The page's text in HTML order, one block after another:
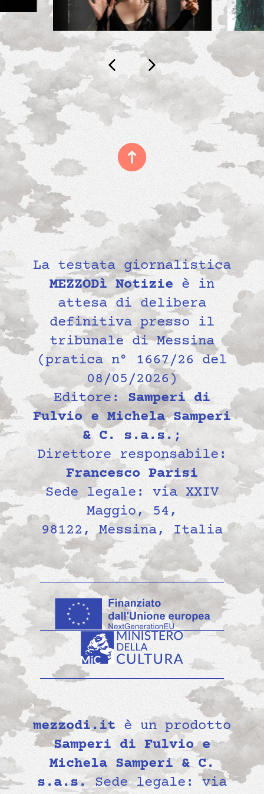
La testata giornalistica
MEZZODì Notizie è in
attesa di delibera
definitiva presso il
tribunale di Messina
(pratica n° 1667/26 del
08/05/2026)
Editore:Samperi di
Fulvio e Michela Samperi
& C. s.a.s. ;
Direttore responsabile:
Francesco Parisi
Sede legale: via XXIV
Maggio, 54,
98122, Messina, Italia
mezzodi.it è un prodotto
Samperi di Fulvio e
Michela Samperi & C.
s.a.s.Sede legale: via